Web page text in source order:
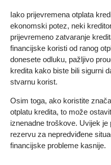
Iako prijevremena otplata
ekonomski potez, neki
prijevremeno zatvaranje
financijske koristi od ranog
donesete odluku, pažljivo
kredita kako biste bili sigurni
stvarnu korist.
Osim toga, ako koristite
otplatu kredita, to može
iznenadne troškove. Uvijek
rezervu za nepredviđene
financijske probleme kasnije.